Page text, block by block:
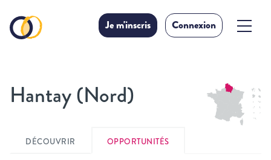
Je m'inscris Connexion
Hantay (Nord)
DÉCOUVRIR OPPORTUNITÉS